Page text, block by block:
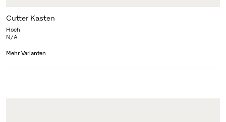
Cutter Kasten
Hoch
N/A
Mehr Varianten